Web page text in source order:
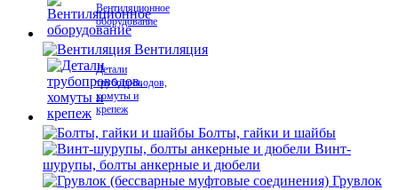
Вентиляционное
оборудование
Вентиляция
Детали
трубопроводов,
хомуты и
крепеж
Болты, гайки и шайбы
Винт-
шурупы, болты анкерные и дюбели
Грувлок